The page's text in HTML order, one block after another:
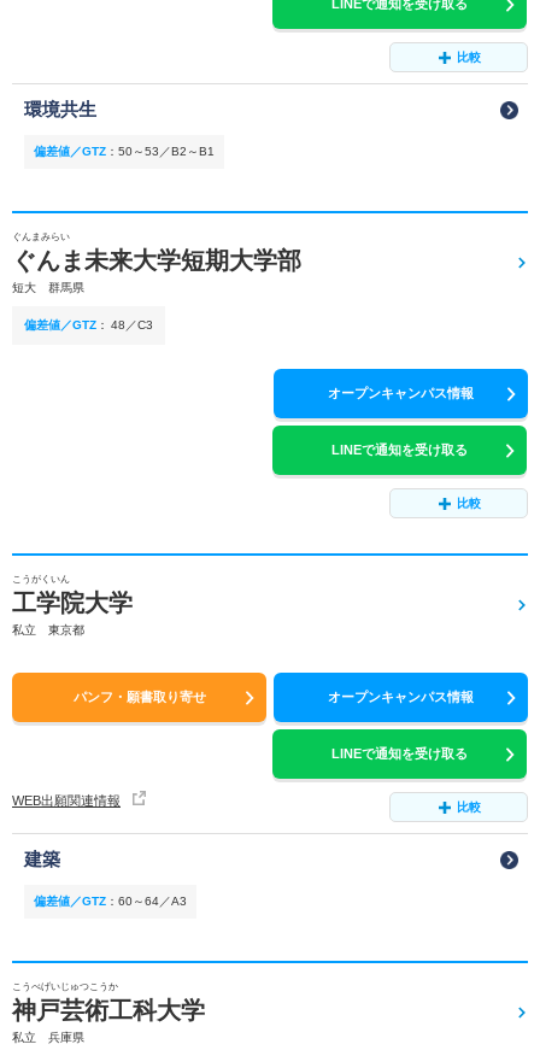
LINEで通知を受け取る
比較
環境共生
偏差値／GTZ ： 50～53／B2～B1
ぐんまみらい
ぐんま未来大学短期大学部
短大 群馬県
偏差値／GTZ ： 48／C3
オープンキャンパス情報
LINEで通知を受け取る
比較
こうがくいん
工学院大学
私立 東京都
パンフ・願書取り寄せ オープンキャンパス情報
LINEで通知を受け取る
WEB出願関連情報 比較
建築
偏差値／GTZ ： 60～64／A3
こうべげいじゅつこうか
神戸芸術工科大学
私立 兵庫県